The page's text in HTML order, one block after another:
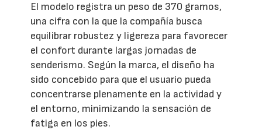
El modelo registra un peso de 370 gramos,
una cifra con la que la compañía busca
equilibrar robustez y ligereza para favorecer
el confort durante largas jornadas de
senderismo. Según la marca, el diseño ha
sido concebido para que el usuario pueda
concentrarse plenamente en la actividad y
el entorno, minimizando la sensación de
fatiga en los pies.